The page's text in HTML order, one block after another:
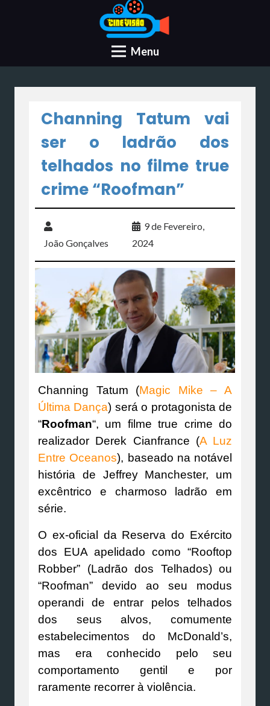
Menu
Channing Tatum vai
ser o ladrão dos
telhados no filme true
crime “Roofman”
João Gonçalves
9 de Fevereiro,
2024
Channing Tatum (Magic Mike – A
Última Dança) será o protagonista de
“Roofman“, um filme true crime do
realizador Derek Cianfrance (A Luz
Entre Oceanos), baseado na notável
história de Jeffrey Manchester, um
excêntrico e charmoso ladrão em
série.
O ex-oficial da Reserva do Exército
dos EUA apelidado como “Rooftop
Robber” (Ladrão dos Telhados) ou
“Roofman” devido ao seu modus
operandi de entrar pelos telhados
dos seus alvos, comumente
estabelecimentos do McDonald’s,
mas era conhecido pelo seu
comportamento gentil e por
raramente recorrer à violência.